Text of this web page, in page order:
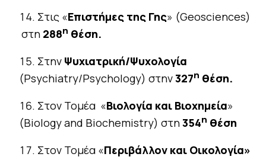
Στις «Επιστήμες της Γης» (Geosciences)
στη 288η θέση.
Στην Ψυχιατρική/Ψυχολογία
(Psychiatry/Psychology) στην327η θέση.
Στον Τομέα «Βιολογία και Βιοχημεία»
(Biology and Biochemistry) στη354η θέση
Στον Τομέα «Περιβάλλον και Οικολογία»